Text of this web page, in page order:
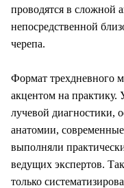
проводятся в сложной
непосредственной
черепа.
Формат трехдневного
акцентом на практику.
лучевой диагностики,
анатомии,
выполняли
ведущих экспертов.
только